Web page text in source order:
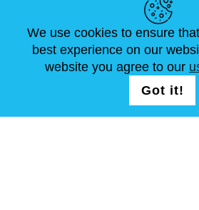
SÍGUENOS
REGISTRATION
We use cookies to ensure
best experience on our
website you agree to our
Got it!